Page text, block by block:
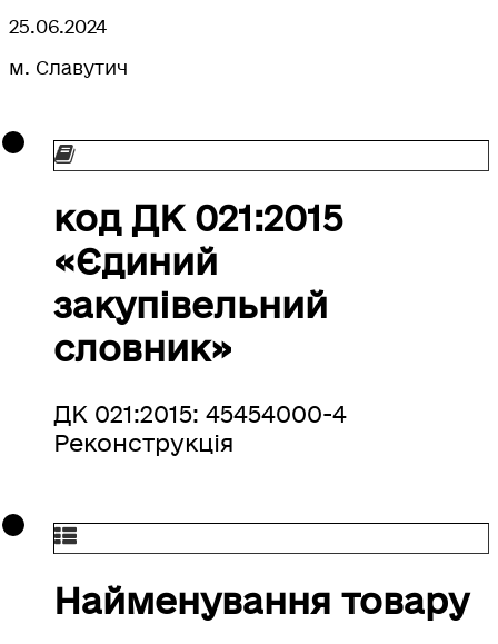
25.06.2024
м. Славутич
код ДК 021:2015
«Єдиний
закупівельний
словник»
ДК 021:2015: 45454000-4
Реконструкція
Найменування товару